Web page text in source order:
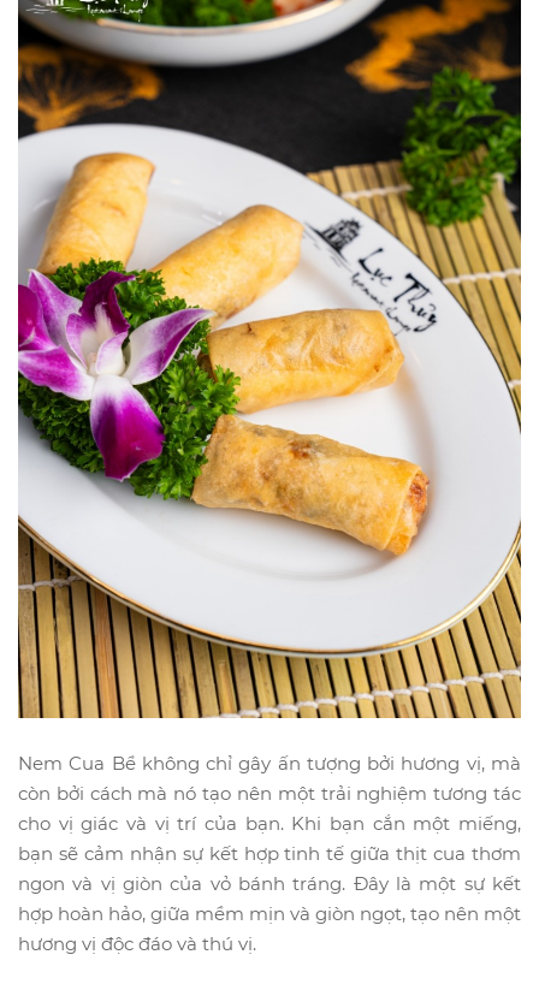
Nem Cua Bể không chỉ gây ấn tượng bởi hương vị, mà
còn bởi cách mà nó tạo nên một trải nghiệm tương tác
cho vị giác và vị trí của bạn. Khi bạn cắn một miếng,
bạn sẽ cảm nhận sự kết hợp tinh tế giữa thịt cua thơm
ngon và vị giòn của vỏ bánh tráng. Đây là một sự kết
hợp hoàn hảo, giữa mềm mịn và giòn ngọt, tạo nên một
hương vị độc đáo và thú vị.